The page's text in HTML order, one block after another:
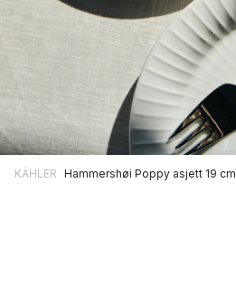
KÄHLER Hammershøi Poppy asjett 19 cm